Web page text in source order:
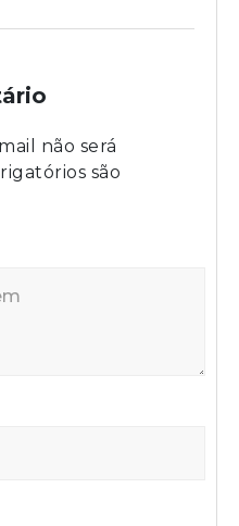
não será
são